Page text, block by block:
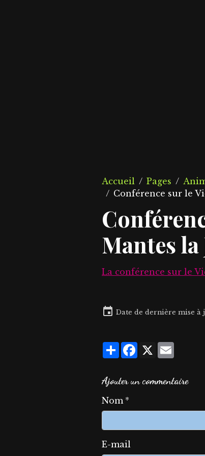
Accueil Pages
Conférence sur le
Mantes
La conférence sur le
Date de dernière mise à
PartagerFacebook
X
Ajouter un commentaire
Nom
E-mail